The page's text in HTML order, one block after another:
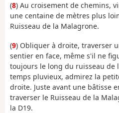
(8) Au croisement de chemins,
une centaine de mètres plus
Ruisseau de la Malagrone.
(9) Obliquer à droite, traverser
sentier en face, même s'il ne
toujours le long du ruisseau de
temps pluvieux, admirez la
droite. Juste avant une bâtisse
traverser le Ruisseau de la
la D19.